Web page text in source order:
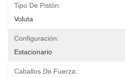
Tipo De Pistón:
Voluta
Configuración:
Estacionario
Caballos De Fuerza: